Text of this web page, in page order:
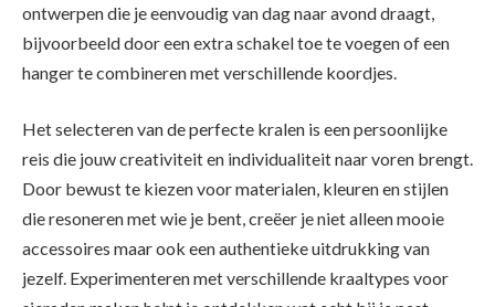
ontwerpen die je eenvoudig van dag naar avond draagt,
bijvoorbeeld door een extra schakel toe te voegen of een
hanger te combineren met verschillende koordjes.
Het selecteren van de perfecte kralen is een persoonlijke
reis die jouw creativiteit en individualiteit naar voren brengt.
Door bewust te kiezen voor materialen, kleuren en stijlen
die resoneren met wie je bent, creëer je niet alleen mooie
accessoires maar ook een authentieke uitdrukking van
jezelf. Experimenteren met verschillende kraaltypes voor